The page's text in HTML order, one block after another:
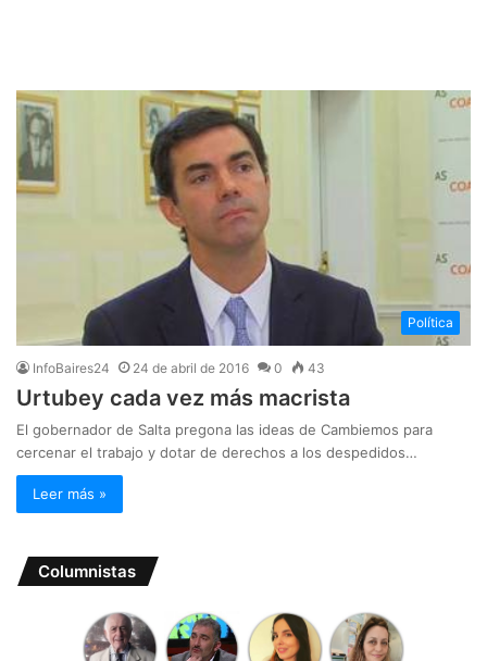
Política
InfoBaires24 24 de abril de 2016 0 43
Urtubey cada vez más macrista
El gobernador de Salta pregona las ideas de Cambiemos para
cercenar el trabajo y dotar de derechos a los despedidos…
Leer más »
Columnistas